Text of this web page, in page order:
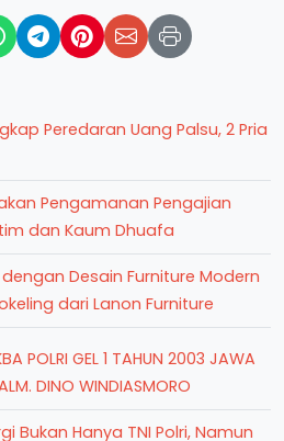
Peredaran Uang Palsu, 2 Pria
Pengamanan Pengajian
dan Kaum Dhuafa
Desain Furniture Modern
dari Lanon Furniture
POLRI GEL 1 TAHUN 2003 JAWA
DINO WINDIASMORO
Bukan Hanya TNI Polri, Namun